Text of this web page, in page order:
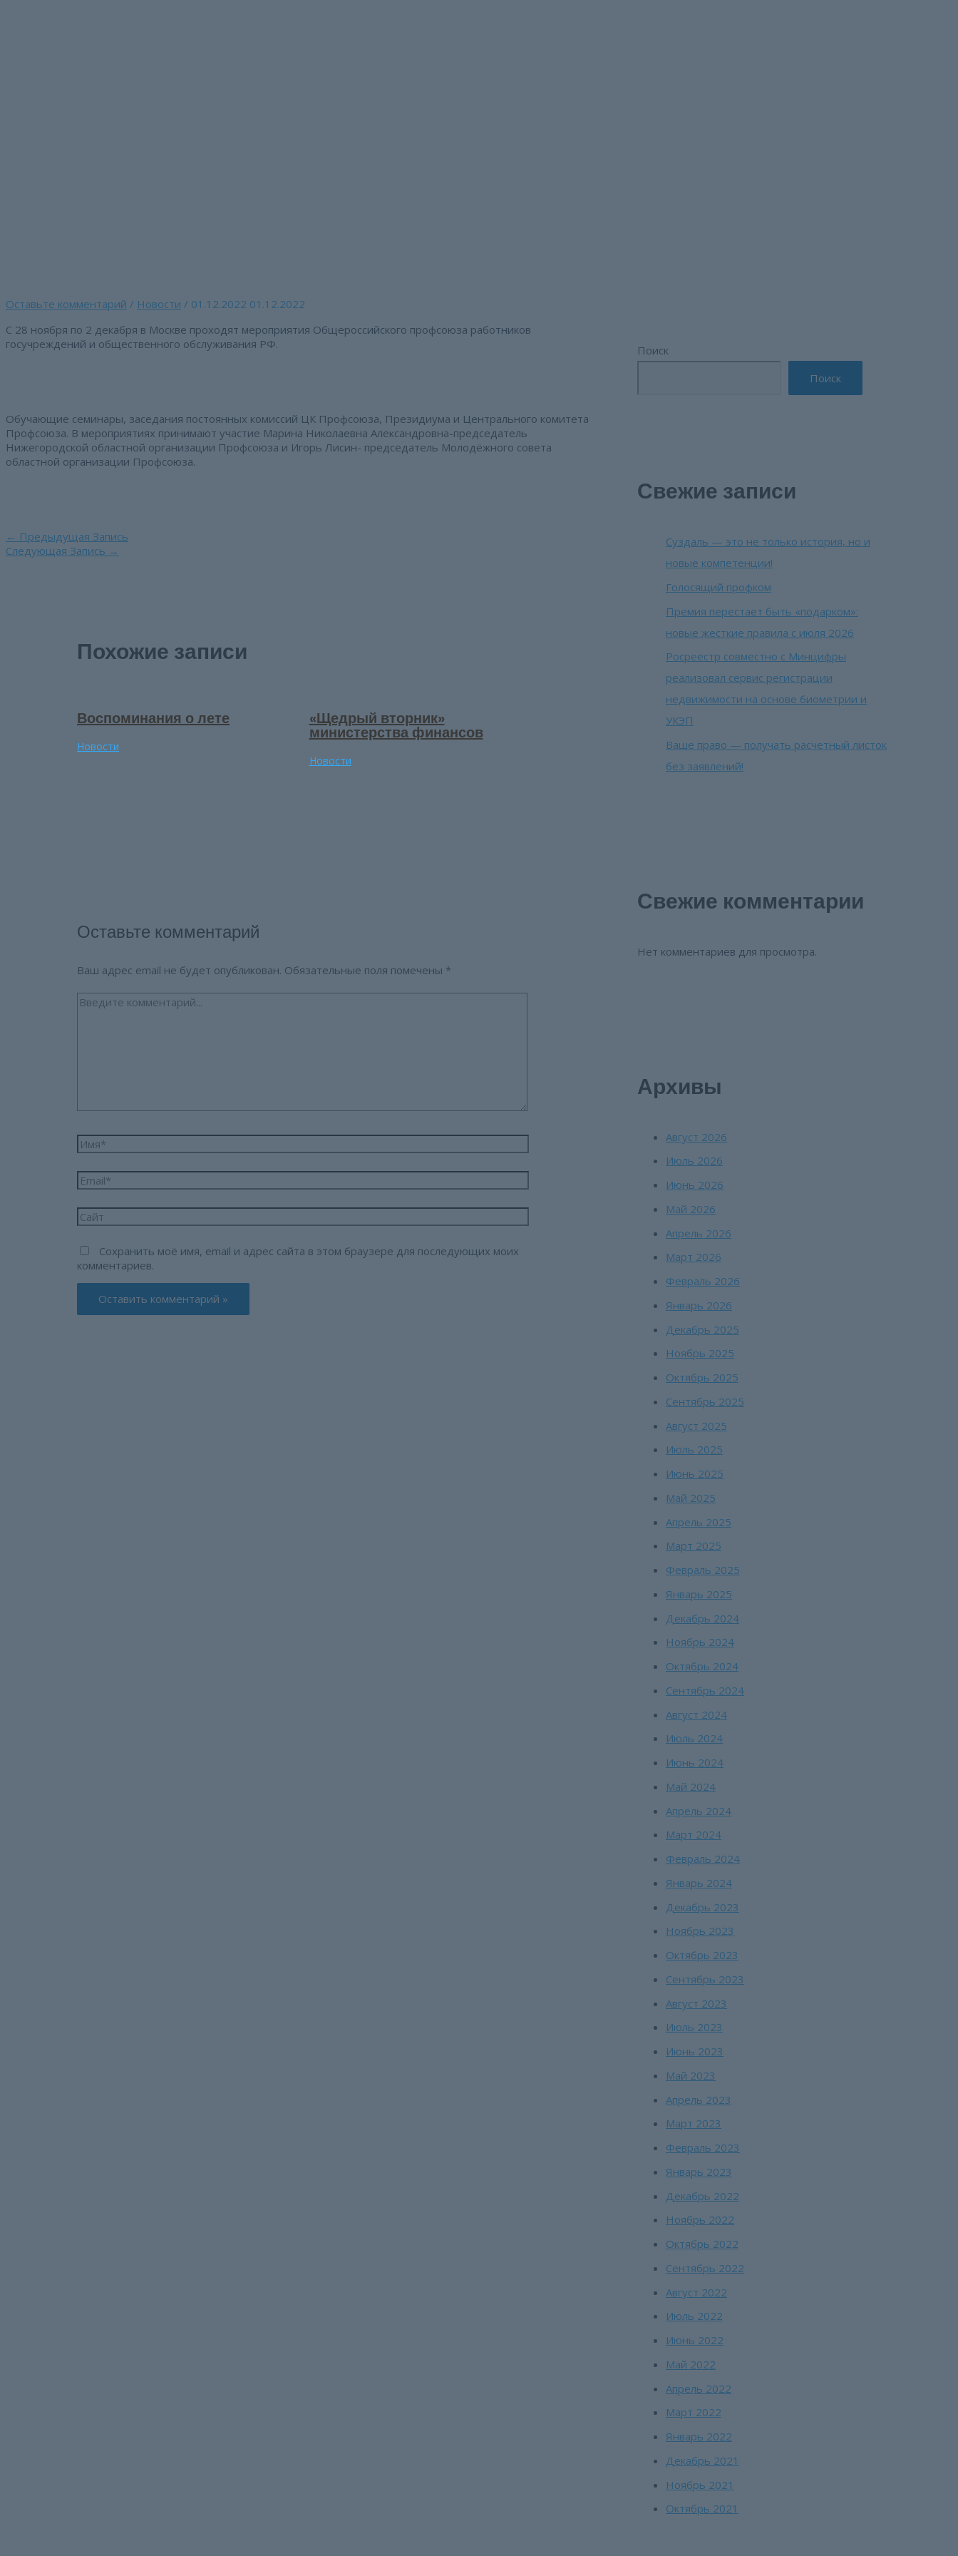
Оставьте комментарий / Новости / 01.12.2022 01.12.2022
С 28 ноября по 2 декабря в Москве проходят мероприятия Общероссийского профсоюза работников
госучреждений и общественного обслуживания РФ.
Обучающие семинары, заседания постоянных комиссий ЦК Профсоюза, Президиума и Центрального комитета
Профсоюза. В мероприятиях принимают участие Марина Николаевна Александровна-председатель
Нижегородской областной организации Профсоюза и Игорь Лисин- председатель Молодёжного совета
областной организации Профсоюза.
Навигация
по
← Предыдущая Запись
Следующая Запись →
Похожие записи
Воспоминания о лете
Новости
«Щедрый вторник»
министерства финансов
Новости
Оставьте комментарий
Ваш адрес email не будет опубликован. Обязательные поля помечены *
Введите
Имя*
Email*
Сайт
Сохранить моё имя, email и адрес сайта в этом браузере для последующих моих
комментариев.
Поиск
Поиск
Свежие записи
Суздаль — это не только история, но и
новые компетенции!
Голосящий профком
Премия перестает быть «подарком»:
новые жесткие правила с июля 2026
Росреестр совместно с Минцифры
реализовал сервис регистрации
недвижимости на основе биометрии и
УКЭП
Ваше право — получать расчетный листок
без заявлений!
Свежие комментарии
Нет комментариев для просмотра.
Архивы
Август 2026
Июль 2026
Июнь 2026
Май 2026
Апрель 2026
Март 2026
Февраль 2026
Январь 2026
Декабрь 2025
Ноябрь 2025
Октябрь 2025
Сентябрь 2025
Август 2025
Июль 2025
Июнь 2025
Май 2025
Апрель 2025
Март 2025
Февраль 2025
Январь 2025
Декабрь 2024
Ноябрь 2024
Октябрь 2024
Сентябрь 2024
Август 2024
Июль 2024
Июнь 2024
Май 2024
Апрель 2024
Март 2024
Февраль 2024
Январь 2024
Декабрь 2023
Ноябрь 2023
Октябрь 2023
Сентябрь 2023
Август 2023
Июль 2023
Июнь 2023
Май 2023
Апрель 2023
Март 2023
Февраль 2023
Январь 2023
Декабрь 2022
Ноябрь 2022
Октябрь 2022
Сентябрь 2022
Август 2022
Июль 2022
Июнь 2022
Май 2022
Апрель 2022
Март 2022
Январь 2022
Декабрь 2021
Ноябрь 2021
Октябрь 2021